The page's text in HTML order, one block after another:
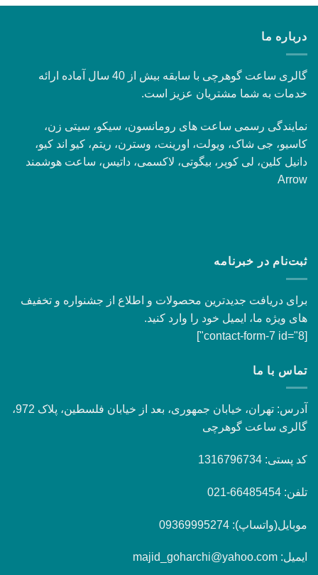
درباره ما
گالری ساعت گوهرچی با سابقه بیش از 40 سال آماده ارائه
خدمات به شما مشتریان عزیز است.
نمایندگی رسمی ساعت های رومانسون، سیکو، سیتی زن،
کاسیو، جی شاک، ویولت، اورینت، وسترن، ریتم، کیو اند کیو،
دانیل کلین، لی کوپر، بیگوتی، لاکسمی، داتیس، ساعت هوشمند
Arrow
ثبت‌نام در خبرنامه
برای دریافت جدیدترین محصولات و اطلاع از جشنواره و تخفیف
های ویژه ما، ایمیل خود را وارد کنید.
[contact-form-7 id="8"]
تماس با ما
آدرس: تهران، خیابان جمهوری، بعد از خیابان فلسطین، پلاک 972،
گالری ساعت گوهرچی
کد پستی: 1316796734
تلفن: 66485454-021
موبایل(واتساپ): 09369995274
ایمیل: majid_goharchi@yahoo.com